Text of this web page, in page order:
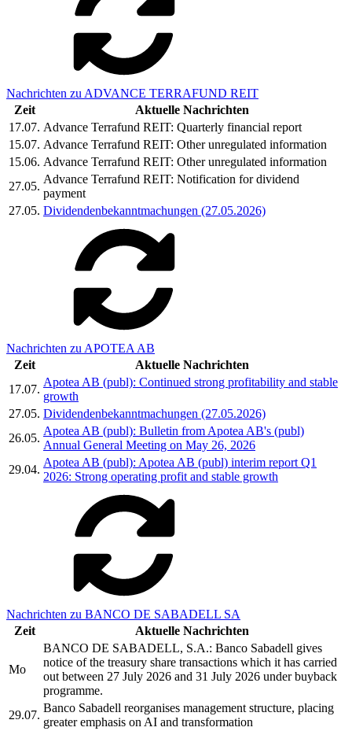
Nachrichten zu ADVANCE TERRAFUND REIT
Zeit
Aktuelle Nachrichten
17.07. Advance Terrafund REIT: Quarterly financial report
15.07. Advance Terrafund REIT: Other unregulated information
15.06. Advance Terrafund REIT: Other unregulated information
27.05.
Advance Terrafund REIT: Notification for dividend
payment
27.05. Dividendenbekanntmachungen (27.05.2026)
Nachrichten zu APOTEA AB
Zeit
Aktuelle Nachrichten
17.07.
Apotea AB (publ): Continued strong profitability and stable
growth
27.05. Dividendenbekanntmachungen (27.05.2026)
26.05.
Apotea AB (publ): Bulletin from Apotea AB's (publ)
Annual General Meeting on May 26, 2026
29.04.
Apotea AB (publ): Apotea AB (publ) interim report Q1
2026: Strong operating profit and stable growth
Nachrichten zu BANCO DE SABADELL SA
Zeit
Aktuelle Nachrichten
Mo
BANCO DE SABADELL, S.A.: Banco Sabadell gives
notice of the treasury share transactions which it has carried
out between 27 July 2026 and 31 July 2026 under buyback
programme.
29.07.
Banco Sabadell reorganises management structure, placing
greater emphasis on AI and transformation